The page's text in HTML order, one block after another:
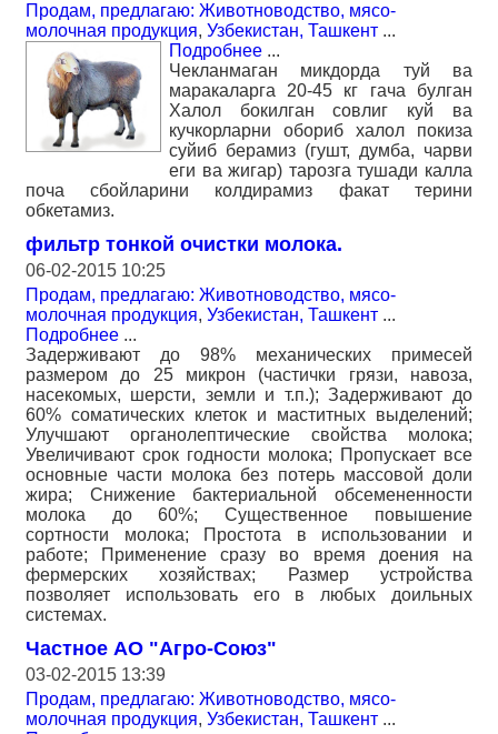
Продам, предлагаю: Животноводство, мясо-
молочная продукция, Узбекистан, Ташкент ...
Подробнее ...
Чекланмаган микдорда туй ва
маракаларга 20-45 кг гача булган
Халол бокилган совлиг куй ва
кучкорларни обориб халол покиза
суйиб берамиз (гушт, думба, чарви
еги ва жигар) тарозга тушади калла
поча сбойларини колдирамиз факат терини
обкетамиз.
фильтр тонкой очистки молока.
06-02-2015 10:25
Продам, предлагаю: Животноводство, мясо-
молочная продукция, Узбекистан, Ташкент ...
Подробнее ...
Задерживают до 98% механических примесей
размером до 25 микрон (частички грязи, навоза,
насекомых, шерсти, земли и т.п.); Задерживают до
60% соматических клеток и маститных выделений;
Улучшают органолептические свойства молока;
Увеличивают срок годности молока; Пропускает все
основные части молока без потерь массовой доли
жира; Снижение бактериальной обсемененности
молока до 60%; Существенное повышение
сортности молока; Простота в использовании и
работе; Применение сразу во время доения на
фермерских хозяйствах; Размер устройства
позволяет использовать его в любых доильных
системах.
Частное АО "Агро-Союз"
03-02-2015 13:39
Продам, предлагаю: Животноводство, мясо-
молочная продукция, Узбекистан, Ташкент ...